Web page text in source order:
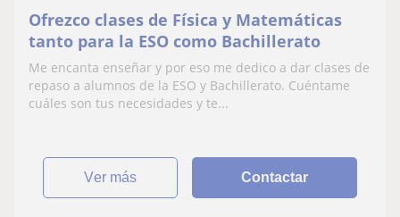
Ofrezco clases de Física y Matemáticas
tanto para la ESO como Bachillerato
Me encanta enseñar y por eso me dedico a dar clases de
repaso a alumnos de la ESO y Bachillerato. Cuéntame
cuáles son tus necesidades y te...
ver más Contactar